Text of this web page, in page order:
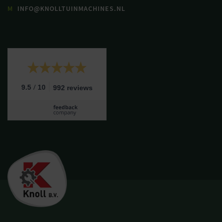
M
INFO@KNOLLTUINMACHINES.NL
9.5 / 10 992 reviews